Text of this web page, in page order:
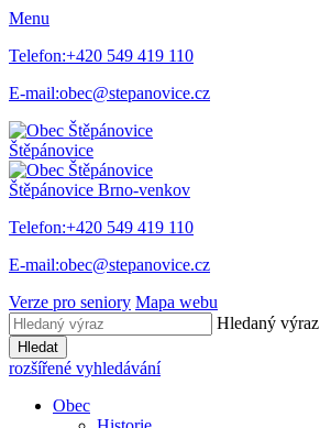
Menu
Telefon:+420 549 419 110
E-mail:obec@stepanovice.cz
Štěpánovice
Štěpánovice Brno-venkov
Telefon:+420 549 419 110
E-mail:obec@stepanovice.cz
Verze pro seniory Mapa webu
Hledaný výraz
Hledat
rozšířené vyhledávání
Obec